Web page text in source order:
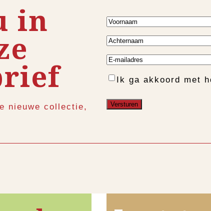
in
nieuwe collectie,
Voornaam
Achternaam
E-
mailadres
Instemming
Ik ga akkoord met